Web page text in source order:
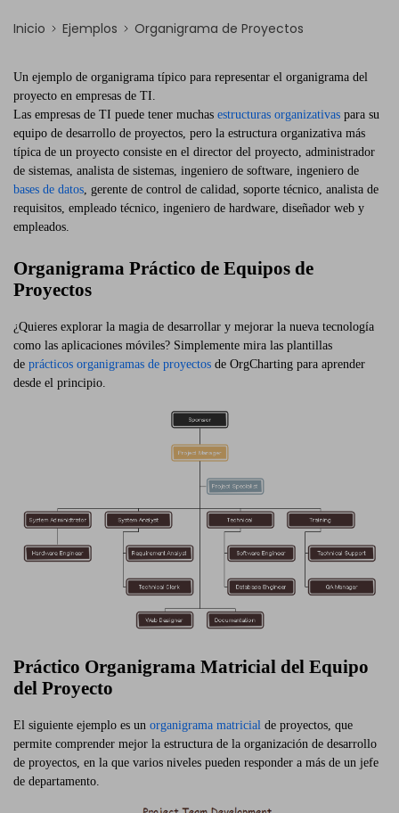
Inicio Ejemplos Organigrama de Proyectos
Un ejemplo de organigrama típico para representar el organigrama del
proyecto en empresas de TI.
Las empresas de TI puede tener muchas estructuras organizativas para su
equipo de desarrollo de proyectos, pero la estructura organizativa más
típica de un proyecto consiste en el director del proyecto, administrador
de sistemas, analista de sistemas, ingeniero de software, ingeniero de
bases de datos, gerente de control de calidad, soporte técnico, analista de
requisitos, empleado técnico, ingeniero de hardware, diseñador web y
empleados.
Organigrama Práctico de Equipos de
Proyectos
¿Quieres explorar la magia de desarrollar y mejorar la nueva tecnología
como las aplicaciones móviles? Simplemente mira las plantillas
de prácticos organigramas de proyectos de OrgCharting para aprender
desde el principio.
Práctico Organigrama Matricial del Equipo
del Proyecto
El siguiente ejemplo es un organigrama matricial de proyectos, que
permite comprender mejor la estructura de la organización de desarrollo
de proyectos, en la que varios niveles pueden responder a más de un jefe
de departamento.